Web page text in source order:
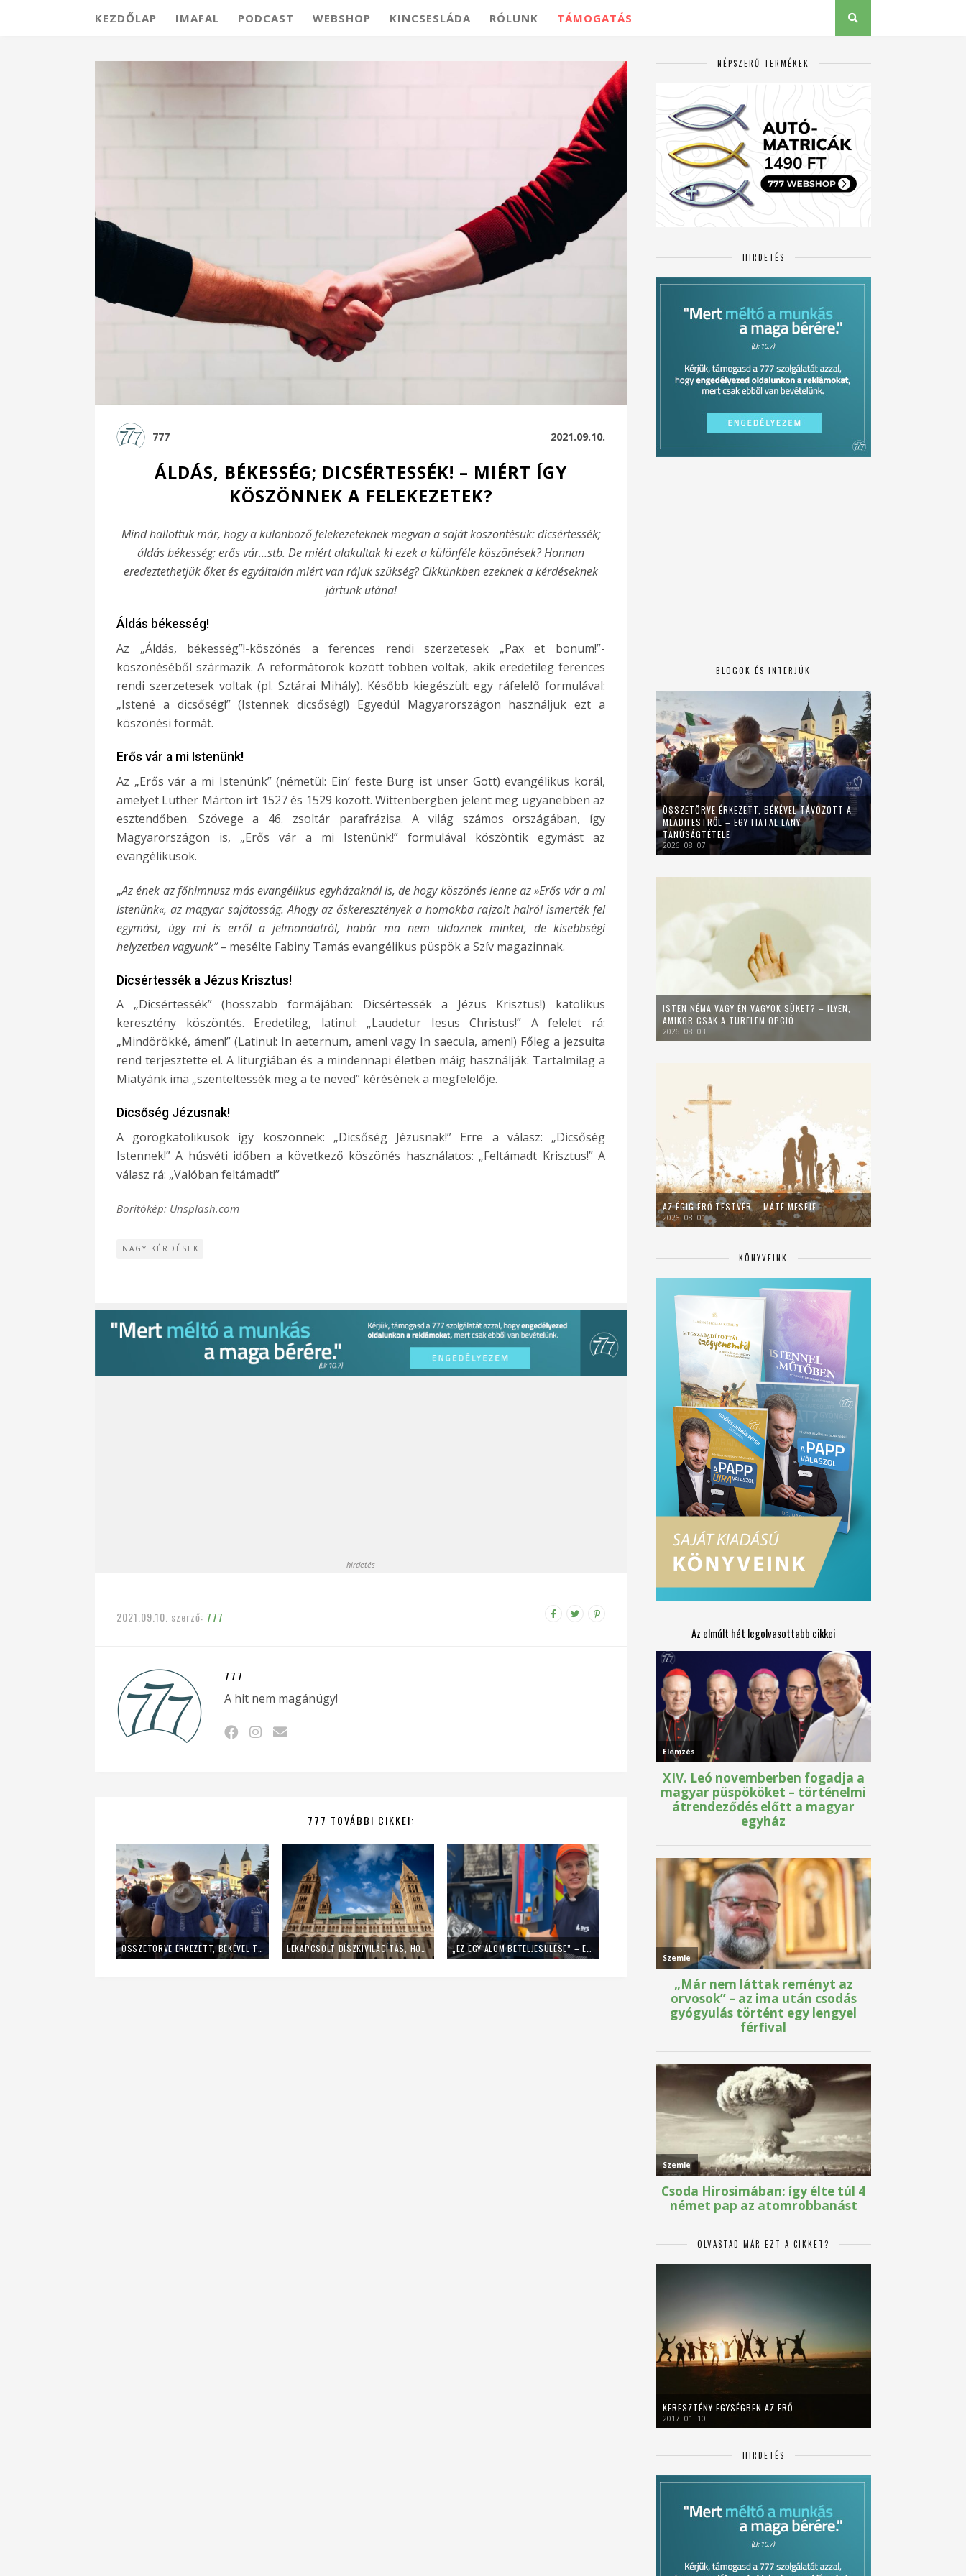
KEZDŐLAP IMAFAL PODCAST WEBSHOP KINCSESLÁDA RÓLUNK TÁMOGATÁS
777 2021.09.10.
ÁLDÁS, BÉKESSÉG; DICSÉRTESSÉK! – MIÉRT ÍGY
KÖSZÖNNEK A FELEKEZETEK?
Mind hallottuk már, hogy a különböző felekezeteknek megvan a saját köszöntésük: dicsértessék;
áldás békesség; erős vár…stb. De miért alakultak ki ezek a különféle köszönések? Honnan
eredeztethetjük őket és egyáltalán miért van rájuk szükség? Cikkünkben ezeknek a kérdéseknek
jártunk utána!
Áldás békesség!
Az „Áldás, békesség”!-köszönés a ferences rendi szerzetesek „Pax et bonum!”-
köszönéséből származik. A reformátorok között többen voltak, akik eredetileg ferences
rendi szerzetesek voltak (pl. Sztárai Mihály). Később kiegészült egy ráfelelő formulával:
„Istené a dicsőség!” (Istennek dicsőség!) Egyedül Magyarországon használjuk ezt a
köszönési formát.
Erős vár a mi Istenünk!
Az „Erős vár a mi Istenünk” (németül: Ein’ feste Burg ist unser Gott) evangélikus korál,
amelyet Luther Márton írt 1527 és 1529 között. Wittenbergben jelent meg ugyanebben az
esztendőben. Szövege a 46. zsoltár parafrázisa. A világ számos országában, így
Magyarországon is, „Erős vár a mi Istenünk!” formulával köszöntik egymást az
evangélikusok.
„Az ének az főhimnusz más evangélikus egyházaknál is, de hogy köszönés lenne az »Erős vár a mi
Istenünk«, az magyar sajátosság. Ahogy az őskeresztények a homokba rajzolt halról ismerték fel
egymást, úgy mi is erről a jelmondatról, habár ma nem üldöznek minket, de kisebbségi
helyzetben vagyunk” – mesélte Fabiny Tamás evangélikus püspök a Szív magazinnak.
Dicsértessék a Jézus Krisztus!
A „Dicsértessék” (hosszabb formájában: Dicsértessék a Jézus Krisztus!) katolikus
keresztény köszöntés. Eredetileg, latinul: „Laudetur Iesus Christus!” A felelet rá:
„Mindörökké, ámen!” (Latinul: In aeternum, amen! vagy In saecula, amen!) Főleg a jezsuita
rend terjesztette el. A liturgiában és a mindennapi életben máig használják. Tartalmilag a
Miatyánk ima „szenteltessék meg a te neved” kérésének a megfelelője.
Dicsőség Jézusnak!
A görögkatolikusok így köszönnek: „Dicsőség Jézusnak!” Erre a válasz: „Dicsőség
Istennek!” A húsvéti időben a következő köszönés használatos: „Feltámadt Krisztus!” A
válasz rá: „Valóban feltámadt!”
Borítókép: Unsplash.com
NAGY KÉRDÉSEK
hirdetés
2021.09.10. szerző: 777
777
A hit nem magánügy!
777 TOVÁBBI CIKKEI:
LEKAPCSOLT DÍSZKIVILÁGÍTÁS, HOME OFFICE – ÍGY SPÓROL AZ ENERGIÁVAL A PÉCSI EGYHÁZMEGYE
NÉPSZERŰ TERMÉKEK
HIRDETÉS
BLOGOK ÉS INTERJÚK
ÖSSZETÖRVE ÉRKEZETT, BÉKÉVEL TÁVOZOTT A
MLADIFESTRŐL – EGY FIATAL LÁNY
TANÚSÁGTÉTELE
2026. 08. 07.
ISTEN NÉMA VAGY ÉN VAGYOK SÜKET? – ILYEN,
AMIKOR CSAK A TÜRELEM OPCIÓ
2026. 08. 03.
AZ ÉGIG ÉRŐ TESTVÉR – MÁTÉ MESÉJE
2026. 08. 01.
KÖNYVEINK
Az elmúlt hét legolvasottabb cikkei
OLVASTAD MÁR EZT A CIKKET?
KERESZTÉNY EGYSÉGBEN AZ ERŐ
2017. 01. 10.
HIRDETÉS